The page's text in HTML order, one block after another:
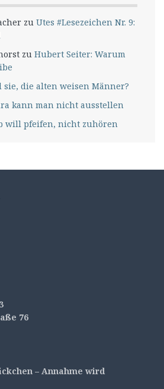
zu Utes #Lesezeichen Nr. 9:
zu Hubert Seiter: Warum
sie, die alten weisen Männer?
kann man nicht ausstellen
will pfeifen, nicht zuhören
76
– Annahme wird